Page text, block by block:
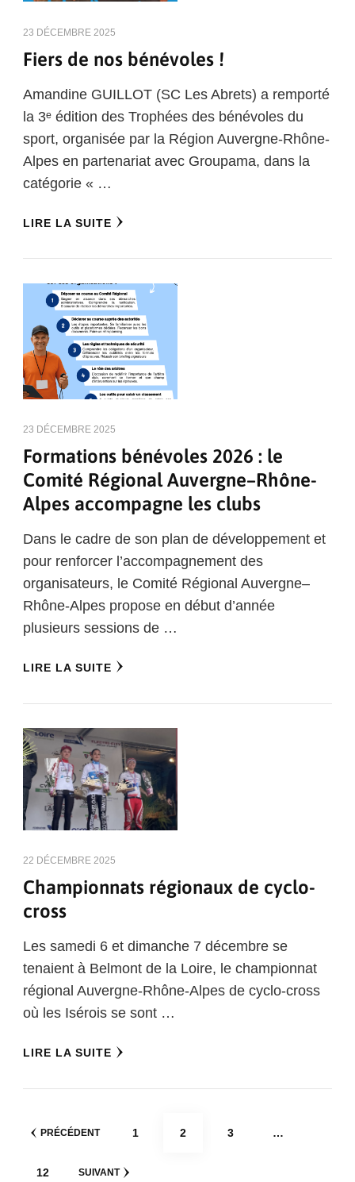
23 DÉCEMBRE 2025
Fiers de nos bénévoles !
Amandine GUILLOT (SC Les Abrets) a remporté
la 3ᵉ édition des Trophées des bénévoles du
sport, organisée par la Région Auvergne-Rhône-
Alpes en partenariat avec Groupama, dans la
catégorie « …
LIRE LA SUITE
23 DÉCEMBRE 2025
Formations bénévoles 2026 : le
Comité Régional Auvergne–Rhône-
Alpes accompagne les clubs
Dans le cadre de son plan de développement et
pour renforcer l’accompagnement des
organisateurs, le Comité Régional Auvergne–
Rhône-Alpes propose en début d’année
plusieurs sessions de …
LIRE LA SUITE
22 DÉCEMBRE 2025
Championnats régionaux de cyclo-
cross
Les samedi 6 et dimanche 7 décembre se
tenaient à Belmont de la Loire, le championnat
régional Auvergne-Rhône-Alpes de cyclo-cross
où les Isérois se sont …
LIRE LA SUITE
Pagination
PRÉCÉDENT PAGE
1 PAGE
2 PAGE
3 …
PAGE
12 SUIVANT